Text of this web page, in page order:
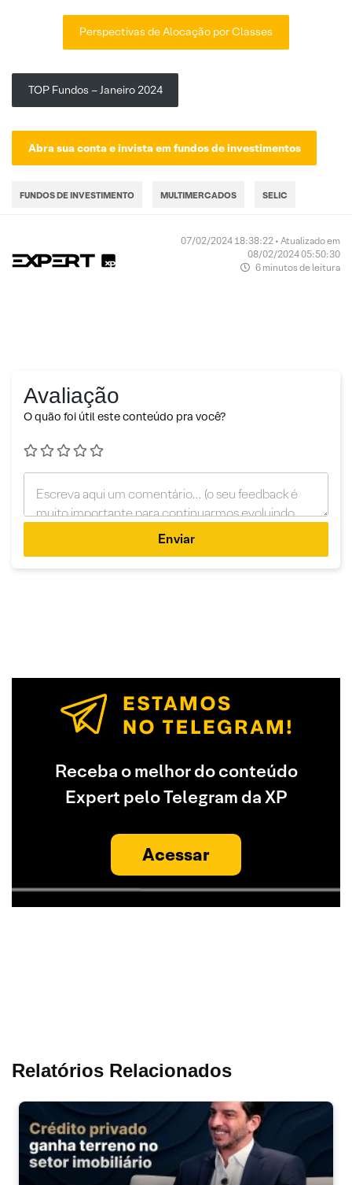
Perspectivas de Alocação por Classes
TOP Fundos – Janeiro 2024
Abra sua conta e invista em fundos de investimentos
FUNDOS DE INVESTIMENTO MULTIMERCADOS SELIC
07/02/2024 18:38:22 • Atualizado em
08/02/2024 05:50:30
6 minutos de leitura
Avaliação
O quão foi útil este conteúdo pra você?
Enviar
Receba o melhor do conteúdo
Expert pelo Telegram da XP
Acessar
Relatórios Relacionados